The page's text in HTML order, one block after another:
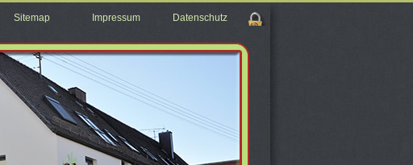
Sitemap Impressum Datenschutz